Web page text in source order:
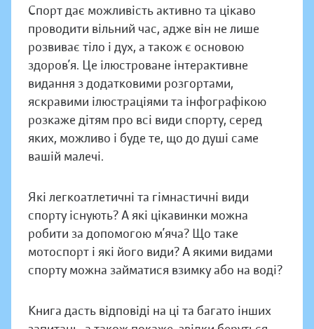
Спорт дає можливість активно та цікаво
проводити вільний час, адже він не лише
розвиває тіло і дух, а також є основою
здоров’я. Це ілюстроване інтерактивне
видання з додатковими розгортами,
яскравими ілюстраціями та інфографікою
розкаже дітям про всі види спорту, серед
яких, можливо і буде те, що до душі саме
вашій малечі.
Які легкоатлетичні та гімнастичні види
спорту існують? А які цікавинки можна
робити за допомогою м’яча? Що таке
мотоспорт і які його види? А якими видами
спорту можна займатися взимку або на воді?
Книга дасть відповіді на ці та багато інших